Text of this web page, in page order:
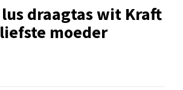
draagtas wit Kraft
moeder